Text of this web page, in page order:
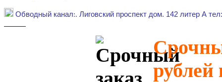
Обводный канал:. Лиговский проспект дом. 142 литер А
рублей